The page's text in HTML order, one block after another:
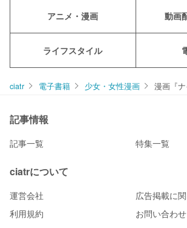
アニメ・漫画 動画
ライフスタイル
ciatr 電子書籍 少女・女性漫画 漫画『
記事情報
記事一覧 特集一覧
ciatrについて
運営会社
広告掲載に
利用規約
お問い合わせ